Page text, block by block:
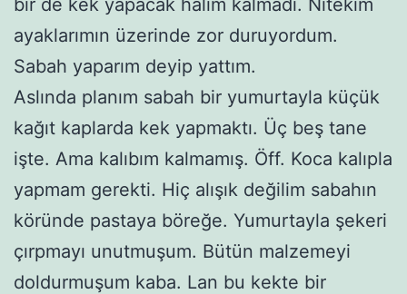
ayaklarımın üzerinde zor duruyordum.
Sabah yaparım deyip yattım.
Aslında planım sabah bir yumurtayla küçük
kağıt kaplarda kek yapmaktı. Üç beş tane
işte. Ama kalıbım kalmamış. Öff. Koca kalıpla
yapmam gerekti. Hiç alışık değilim sabahın
köründe pastaya böreğe. Yumurtayla şekeri
çırpmayı unutmuşum. Bütün malzemeyi
doldurmuşum kaba. Lan bu kekte bir